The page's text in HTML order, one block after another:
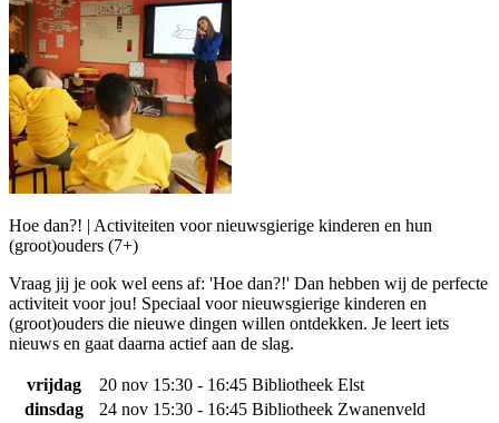
Hoe dan?! | Activiteiten voor nieuwsgierige kinderen en hun
(groot)ouders (7+)
Vraag jij je ook wel eens af: 'Hoe dan?!' Dan hebben wij de perfecte
activiteit voor jou! Speciaal voor nieuwsgierige kinderen en
(groot)ouders die nieuwe dingen willen ontdekken. Je leert iets
nieuws en gaat daarna actief aan de slag.
vrijdag 20 nov 15:30 - 16:45 Bibliotheek Elst
dinsdag
24 nov 15:30 - 16:45 Bibliotheek Zwanenveld